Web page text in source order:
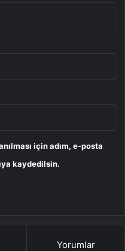
için adım, e-posta
kaydedilsin.
Yorumlar